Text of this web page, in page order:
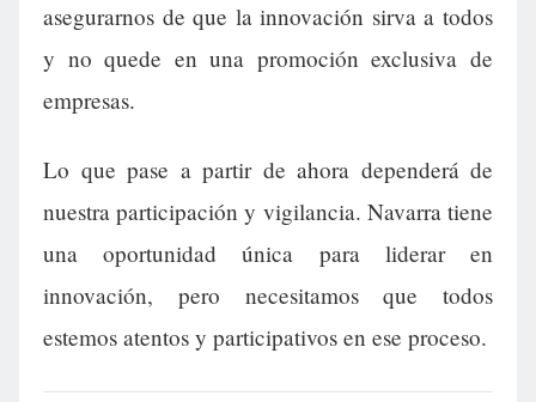
asegurarnos de que la innovación sirva a todos
y no quede en una promoción exclusiva de
empresas.
Lo que pase a partir de ahora dependerá de
nuestra participación y vigilancia. Navarra tiene
una oportunidad única para liderar en
innovación, pero necesitamos que todos
estemos atentos y participativos en ese proceso.